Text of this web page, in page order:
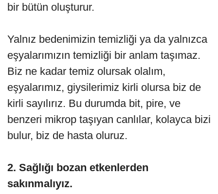
bir bütün oluşturur.
Yalnız bedenimizin temizliği ya da yalnızca
eşyalarımızın temizliği bir anlam taşımaz.
Biz ne kadar temiz olursak olalım,
eşyalarımız, giysilerimiz kirli olursa biz de
kirli sayılırız. Bu durumda bit, pire, ve
benzeri mikrop taşıyan canlılar, kolayca bizi
bulur, biz de hasta oluruz.
2. Sağlığı bozan etkenlerden
sakınmalıyız.